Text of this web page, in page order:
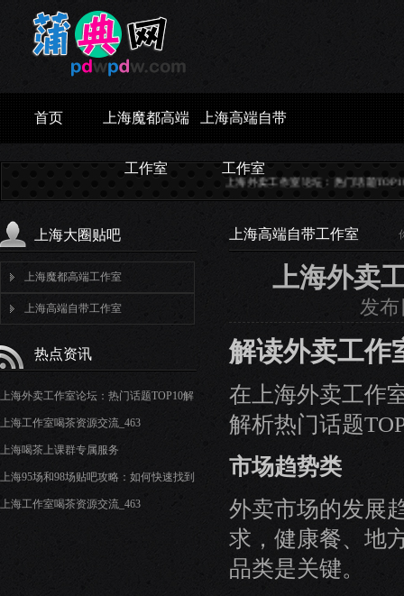
首页 上海魔都高端
工作室
上海高端自带
工作室
上海外卖工作室论坛：热门话题TOP10解析
上海大圈贴吧
上海魔都高端工作室
上海高端自带工作室
热点资讯
上海外卖工作室论坛：热门话题TOP10解
上海工作室喝茶资源交流_463
上海喝茶上课群专属服务
上海95场和98场贴吧攻略：如何快速找到
上海工作室喝茶资源交流_463
上海高端自带工作室
上海外卖
发布
解读外卖工作
在上海外卖工作
解析热门话题
市场趋势类
外卖市场的发展
求，健康餐、地
品类是关键。